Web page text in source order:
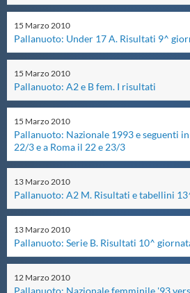
Master
Formazione
GUG
Scuole Nuoto
Propaganda
Centri Federali
Area Legislativa
15 Marzo2010
Pallanuoto: Under 17 A. Risultati 9^
15 Marzo2010
Pallanuoto: A2 e B fem. I risultati
15 Marzo2010
Pallanuoto: Nazionale 1993 e seguenti
22/3 e a Roma il 22 e 23/3
13 Marzo2010
Pallanuoto: A2 M. Risultati e tabellini
13 Marzo2010
Pallanuoto: Serie B. Risultati 10^
12 Marzo2010
Pallanuoto: Nazionale femminile '93